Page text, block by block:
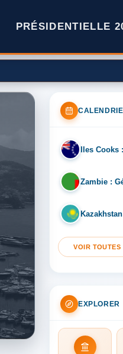
PRÉSIDENTIELLE
IL Iles Cooks
ZA Zambie :
KA
VOIR TOUTES
EXPLORER